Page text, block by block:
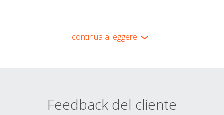
continua a leggere
Feedback del cliente